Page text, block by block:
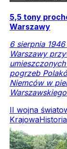
5,5 tony
Warszawy
6 sierpnia
Warszawy
pogrzeb
Niemców w
II wojna
KrajowaHistoria